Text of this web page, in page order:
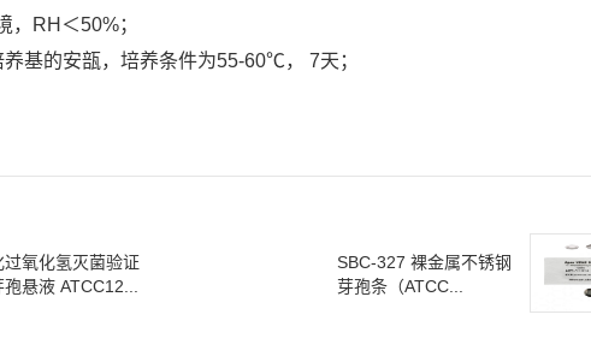
RH＜50%；
基的安瓿，培养条件为55-60℃， 7天；
过氧化氢灭菌验证
孢悬液 ATCC12...
SBC-327 裸金属不锈钢
芽孢条（ATCC...